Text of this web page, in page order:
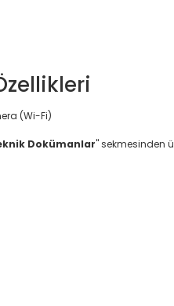
(Wi-Fi)
Dokümanlar" sekmesinden